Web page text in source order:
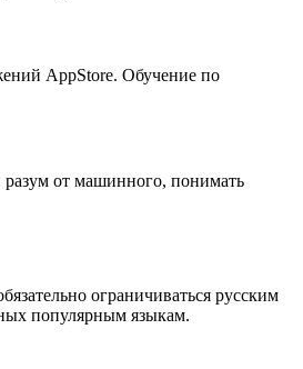
AppStore. Обучение по
разум от машинного, понимать
ограничиваться русским
популярным языкам.